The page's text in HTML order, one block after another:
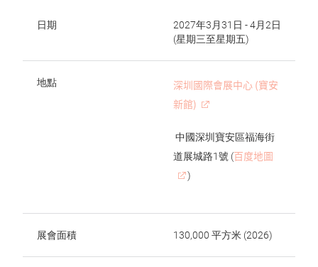
日期
2027年3月31日 - 4月2日
(星期三至星期五)
地點
深圳國際會展中心 (寶安
新館)
中國深圳寶安區福海街
道展城路1號 (百度地圖
)
展會面積 130,000 平方米 (2026)